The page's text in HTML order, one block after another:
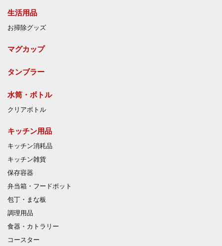
生活用品
お掃除グッズ
マグカップ
タンブラー
水筒・ボトル
クリアボトル
キッチン用品
キッチン消耗品
キッチン雑貨
保存容器
弁当箱・フードポット
包丁・まな板
調理用品
食器・カトラリー
コースター